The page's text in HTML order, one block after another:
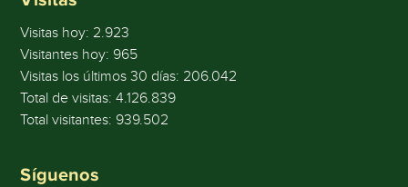
Visitas hoy: 2.923
Visitantes hoy: 965
Visitas los últimos 30 días: 206.042
Total de visitas:4.126.839
Total visitantes: 939.502
Síguenos